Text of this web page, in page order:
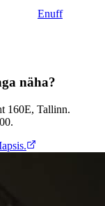
Enuff
näha?
160E, Tallinn.